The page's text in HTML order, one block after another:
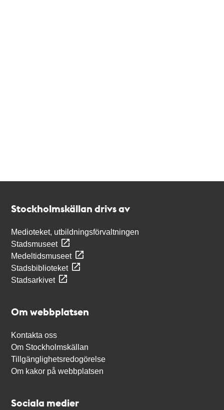
Stockholmskällan drivs av
Medioteket, utbildningsförvaltningen
Stadsmuseet
Medeltidsmuseet
Stadsbiblioteket
Stadsarkivet
Om webbplatsen
Kontakta oss
Om Stockholmskällan
Tillgänglighetsredogörelse
Om kakor på webbplatsen
Sociala medier